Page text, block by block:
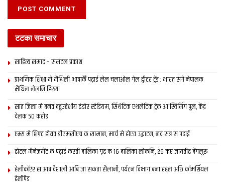
टटका समाचार
साहित्य समाद – समटल प्रकाश
प्राथमिक शि‍क्षा मे मैथि‍ली भाषाकेँ पढ़ाई लेल चलाओल गेल ट्वीटर ट्रेंड : भारत संगे नेपालक
मैथिल लेलनि हिस्सा
सात जिला मे बनत बहुउद्देशीय इंडोर स्‍टेडि‍यम, सिंथेटिक एथलेटिक ट्रेक आ स्विमिंग पुल, केंद्र
देलक 50 करोड़
एम्स मे शिफ्ट होयत डीएमसीएच क सामान, मार्च मे होएत उद्घाटन, नव सत्र स पढाई
होटल मैनेजमेंट क पढ़ाई करती बालिका गृह क 16 बालिका लोकनि, 29 कए जायतीह बेंगलुरु
हेलीकॉप्टर स आब वैशाली आबि जा सकता सैलानी, पर्यटन विभाग बना रहल अछि कॉमर्शियल
हेलीपैड